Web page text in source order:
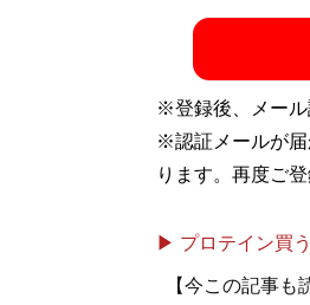
※登録後、メール
※認証メールが届
ります。再度ご登
▶ プロテイン買
【今この記事も